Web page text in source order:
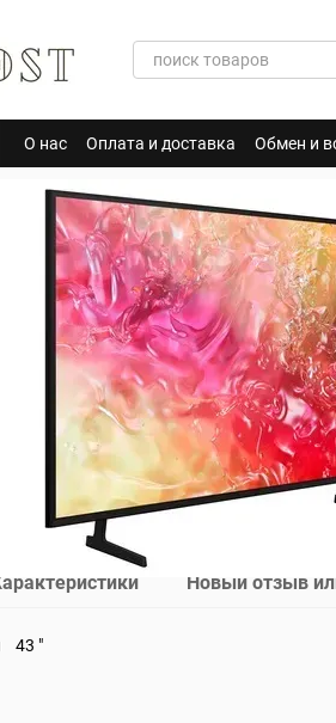
О нас Оплата и доставка Обмен и
Новый отзыв
43 "